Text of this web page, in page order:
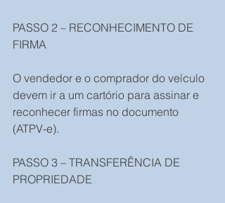
PASSO 2 – RECONHECIMENTO DE
FIRMA
O vendedor e o comprador do veículo
devem ir a um cartório para assinar e
reconhecer firmas no documento
(ATPV-e).
PASSO 3 – TRANSFERÊNCIA DE
PROPRIEDADE